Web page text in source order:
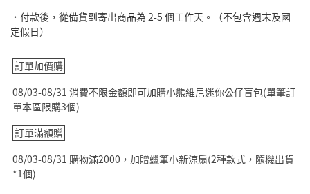
˙付款後，從備貨到寄出商品為 2-5 個工作天。（不包含週末及國
定假日）
訂單加價購
08/03-08/31 消費不限金額即可加購小熊維尼迷你公仔盲包(單筆訂
單本區限購3個)
訂單滿額贈
08/03-08/31 購物滿2000，加贈蠟筆小新涼扇(2種款式，隨機出貨
*1個)